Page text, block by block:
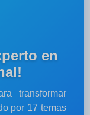
en
transformar
por 17 temas